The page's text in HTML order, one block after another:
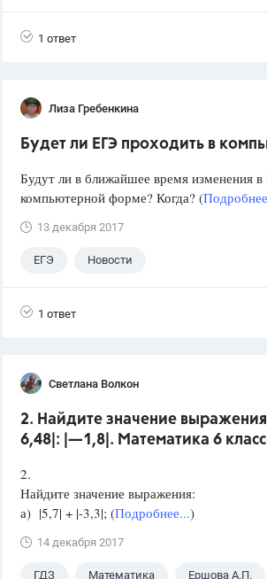
1 ответ
Лиза Гребенкина
Будет ли ЕГЭ проходить в
Будут ли в ближайшее время изменения
компьютерной форме? Когда? (
13 декабря 2017
ЕГЭ Новости
1 ответ
Светлана Волкон
2. Найдите значение
6,48|: |—1,8|. Математика 6
2.
Найдите значение выражения:
а) |5,7| + |-3,3|; (Подробнее...)
14 декабря 2017
ГДЗ Математика Ершова А.П.